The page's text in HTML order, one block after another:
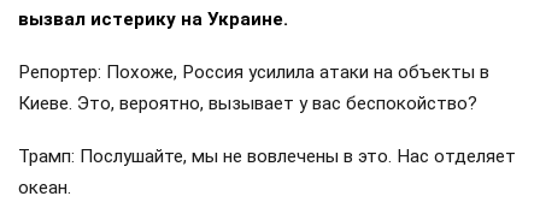
вызвал истерику на Украине.
Репортер: Похоже, Россия усилила атаки на объекты в
Киеве. Это, вероятно, вызывает у вас беспокойство?
Трамп: Послушайте, мы не вовлечены в это. Нас отделяет
океан.